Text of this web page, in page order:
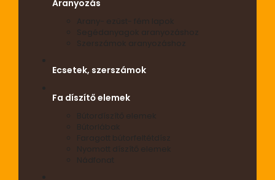
Aranyozás
Arany- ezüst- fém lapok
Segédanyagok aranyozáshoz
Szerszámok aranyozáshoz
Ecsetek, szerszámok
Fa díszítő elemek
Bútordíszítő elemek
Bútorlábak
Faragott bútorfeltétdísz
Nyomott díszítő elemek